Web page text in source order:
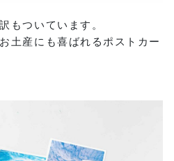
もついています。
土産にも喜ばれるポストカー